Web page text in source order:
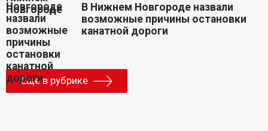
В Нижнем Новгороде назвали
возможные причины остановки
канатной дороги
Еще в рубрике